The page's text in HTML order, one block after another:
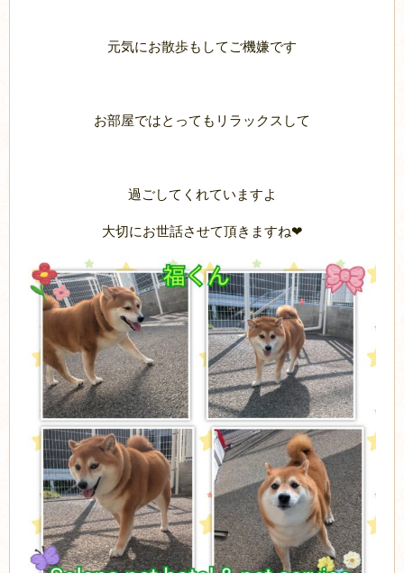
元気にお散歩もしてご機嫌です
お部屋ではとってもリラックスして
過ごしてくれていますよ
大切にお世話させて頂きますね❤